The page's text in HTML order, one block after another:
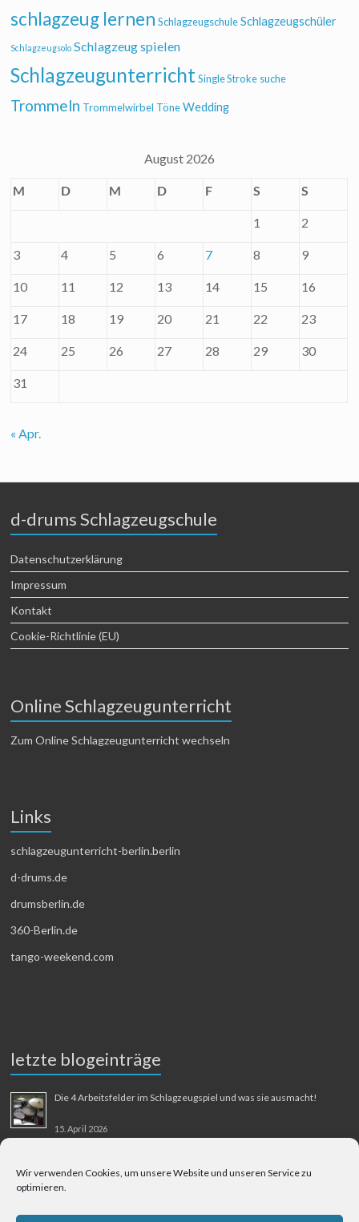
Wir verwenden Cookies, um unsere Website und unseren Service zu
optimieren.
schlagzeug lernen Schlagzeugschule Schlagzeugschüler
Schlagzeugsolo Schlagzeug spielen
Schlagzeugunterricht Single Stroke suche
Trommeln Trommelwirbel Töne Wedding
August 2026
M D M D F S S
1 2
3 4 5 6 7 8 9
10 11 12 13 14 15 16
17 18 19 20 21 22 23
24 25 26 27 28 29 30
31
« Apr.
d-drums Schlagzeugschule
Datenschutzerklärung
Impressum
Kontakt
Cookie-Richtlinie (EU)
Online Schlagzeugunterricht
Zum Online Schlagzeugunterricht wechseln
Links
schlagzeugunterricht-berlin.berlin
d-drums.de
drumsberlin.de
360-Berlin.de
tango-weekend.com
letzte blogeinträge
Die 4 Arbeitsfelder im Schlagzeugspiel und was sie ausmacht!
15. April 2026
31. August 2025